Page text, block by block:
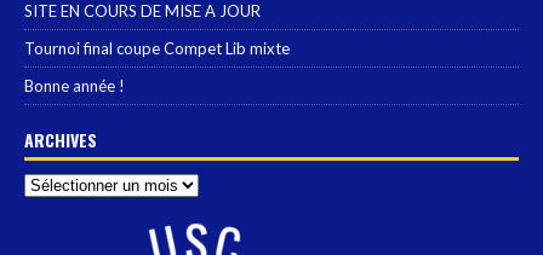
SITE EN COURS DE MISE A JOUR
Tournoi final coupe Compet Lib mixte
Bonne année !
ARCHIVES